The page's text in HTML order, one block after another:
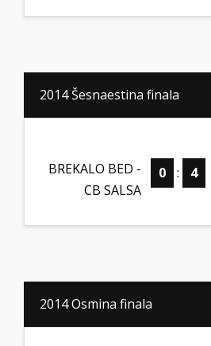
2014 Šesnaestina finala
BREKALO BED -
CB SALSA
0 : 4
2014 Osmina finala